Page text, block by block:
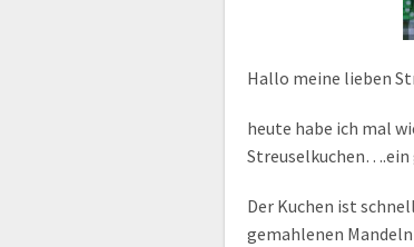
Hallo meine lieben
heute habe ich mal
Der Kuchen ist
gemahlenen